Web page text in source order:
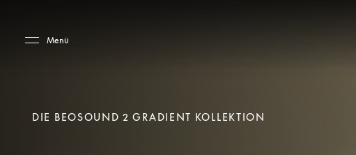
Menü
DIE BEOSOUND 2 GRADIENT KOLLEKTION